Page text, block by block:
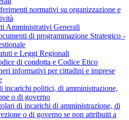
normativi su organizzazione e
Amministrativi Generali
di programmazione Strategico -
e Leggi Regionali
di condotta e Codice Etico
informativi per cittadini e imprese
incarichi politici, di amministrazione,
o di governo
di incarichi di amministrazione, di
o di governo se non attribuiti a